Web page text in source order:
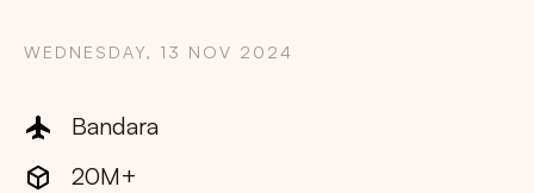
WEDNESDAY, 13 NOV 2024
Bandara
20M+